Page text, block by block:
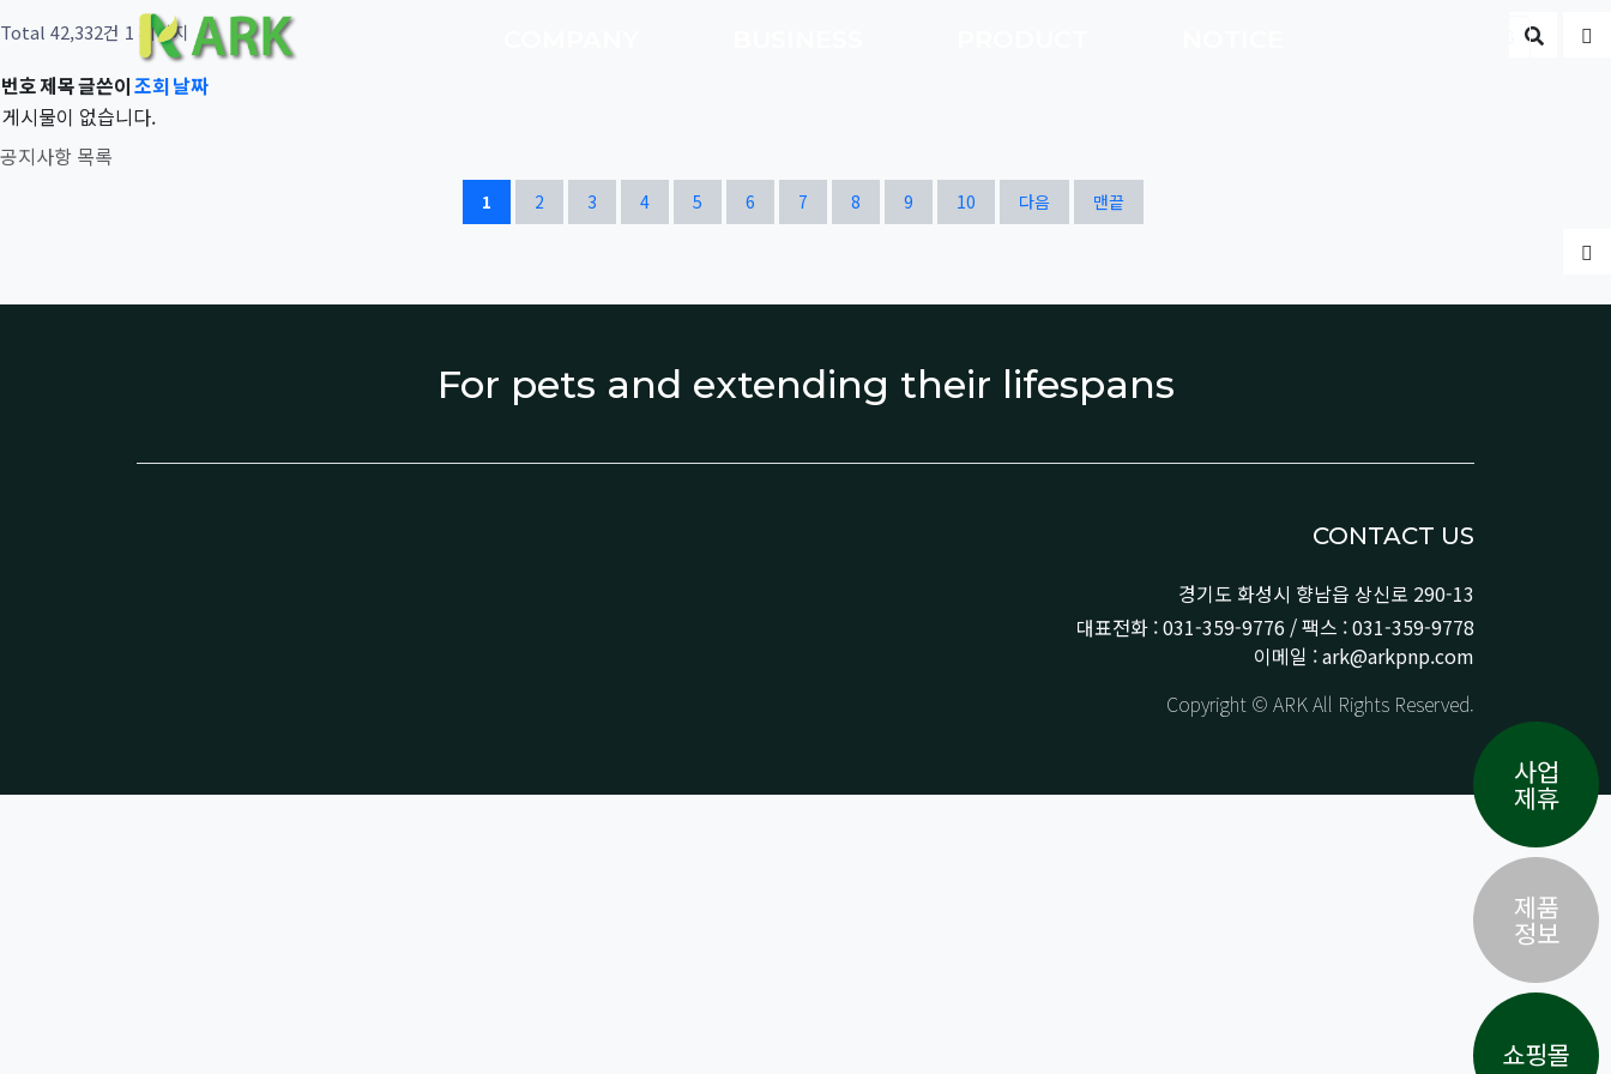
Total 42,332건 1 페이지 게시판
공지사항 목록
번호제목글쓴이조회날짜
게시물이 없습니다.
열린
1 페이지
2
페이지 3
페이지 4
페이지 5
페이지 6
페이지 7
페이지 8
페이지 9
페이지 10
페이지 다음 맨끝
For pets and extending their lifespans
CONTACT US
경기도 화성시 향남읍 상신로 290-13
대표전화 : 031-359-9776 / 팩스 : 031-359-9778
이메일 : ark@arkpnp.com
Copyright © ARK All Rights Reserved.
사업
제휴
제품
정보
쇼핑몰